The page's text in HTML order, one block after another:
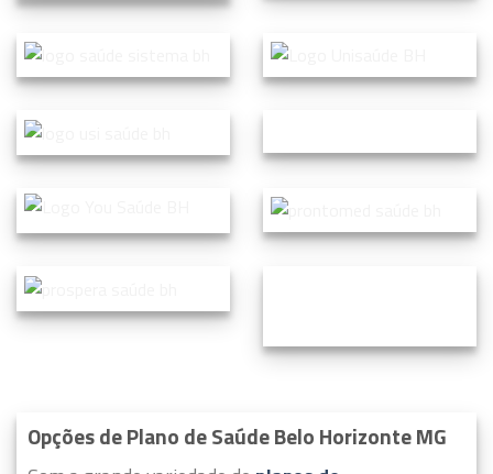
Opções de Plano de Saúde Belo Horizonte MG